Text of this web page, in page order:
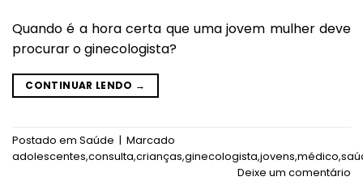
Quando é a hora certa que uma jovem mulher deve
procurar o ginecologista?
CONTINUAR LENDO →
Postado em Saúde | Marcado
adolescentes,consulta,crianças,ginecologista,jovens,médico,
Deixe um comentário